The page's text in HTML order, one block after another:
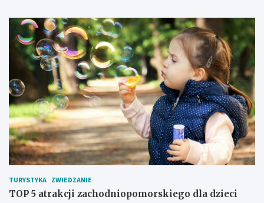
TURYSTYKA ZWIEDZANIE
TOP 5 atrakcji zachodniopomorskiego dla dzieci